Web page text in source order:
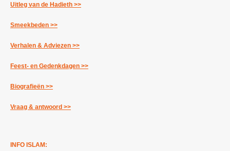
Uitleg van de Hadieth >>
Smeekbeden >>
Verhalen & Adviezen >>
Feest- en Gedenkdagen >>
Biografieën >>
Vraag & antwoord >>
INFO ISLAM: